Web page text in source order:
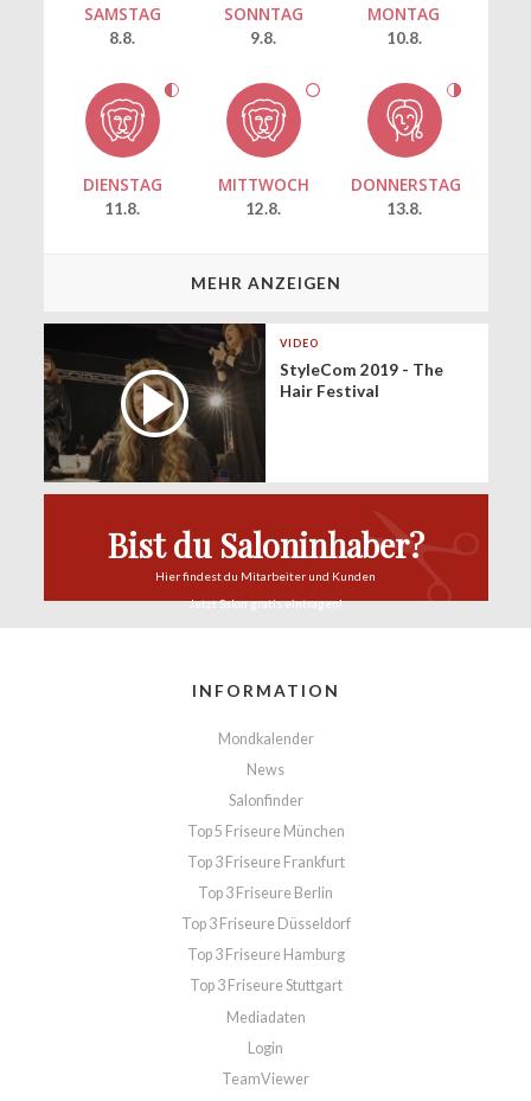
SAMSTAG
8.8.
SONNTAG
9.8.
MONTAG
10.8.
DIENSTAG
11.8.
MITTWOCH
12.8.
DONNERSTAG
13.8.
MEHR ANZEIGEN
VIDEO
StyleCom 2019 - The
Hair Festival
Bist du Saloninhaber?
Hier findest du Mitarbeiter und Kunden
Jetzt Salongratis eintragen!
INFORMATION
Mondkalender
News
Salonfinder
Top 5 Friseure München
Top 3 Friseure Frankfurt
Top 3 Friseure Berlin
Top 3 Friseure Düsseldorf
Top 3 Friseure Hamburg
Top 3 Friseure Stuttgart
Mediadaten
Login
TeamViewer